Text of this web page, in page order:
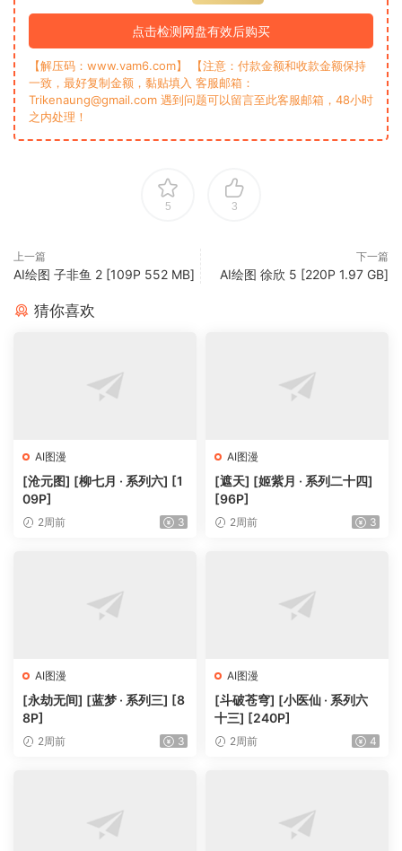
点击检测网盘有效后购买
【解压码：www.vam6.com】 【注意：付款金额和收款金额保持
一致，最好复制金额，黏贴填入 客服邮箱：
Trikenaung@gmail.com 遇到问题可以留言至此客服邮箱，48小时
之内处理！
5 3
上一篇
AI绘图 子非鱼 2 [109P 552 MB]
下一篇
AI绘图 徐欣 5 [220P 1.97 GB]
猜你喜欢
AI图漫
[沧元图] [柳七月 · 系列六] [1
09P]
2周前 3
AI图漫
[遮天] [姬紫月 · 系列二十四]
[96P]
2周前 3
AI图漫
[永劫无间] [蓝梦 · 系列三] [8
8P]
2周前 3
AI图漫
[斗破苍穹] [小医仙 · 系列六
十三] [240P]
2周前 4